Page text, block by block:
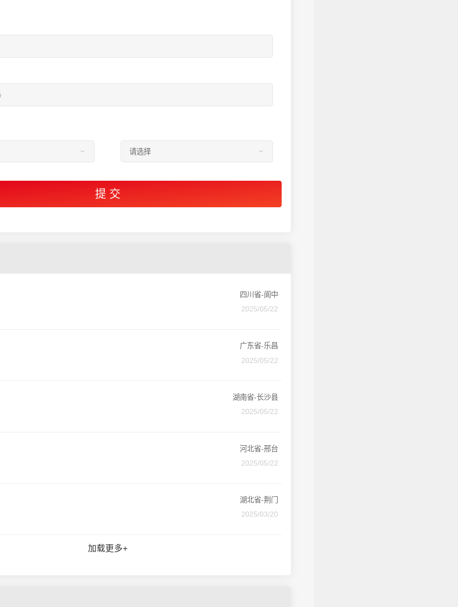
四川省-阆中
2025/05/22
广东省-乐昌
2025/05/22
湖南省-长沙县
2025/05/22
河北省-邢台
2025/05/22
湖北省-荆门
2025/03/20
加载更多+